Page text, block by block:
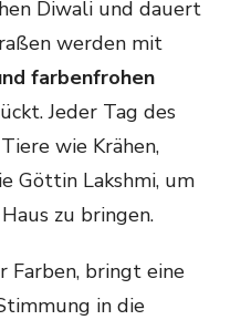
Diwali und dauert
werden mit
farbenfrohen
Jeder Tag des
wie Krähen,
Göttin Lakshmi, um
zu bringen.
Farben, bringt eine
in die